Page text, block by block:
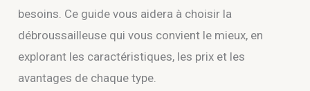
besoins. Ce guide vous aidera à choisir la
débroussailleuse qui vous convient le mieux, en
explorant les caractéristiques, les prix et les
avantages de chaque type.